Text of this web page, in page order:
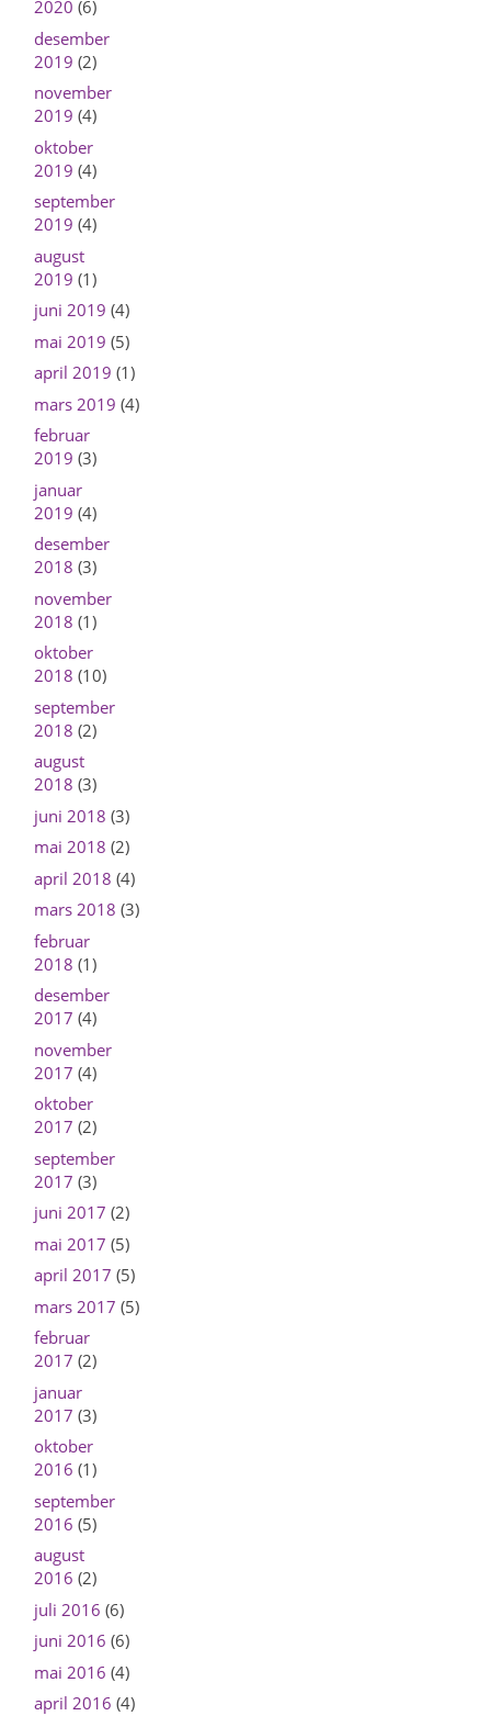
2020 (6)
desember
2019 (2)
november
2019 (4)
oktober
2019 (4)
september
2019 (4)
august
2019 (1)
juni 2019 (4)
mai 2019 (5)
april 2019 (1)
mars 2019 (4)
februar
2019 (3)
januar
2019 (4)
desember
2018 (3)
november
2018 (1)
oktober
2018 (10)
september
2018 (2)
august
2018 (3)
juni 2018 (3)
mai 2018 (2)
april 2018 (4)
mars 2018 (3)
februar
2018 (1)
desember
2017 (4)
november
2017 (4)
oktober
2017 (2)
september
2017 (3)
juni 2017 (2)
mai 2017 (5)
april 2017 (5)
mars 2017 (5)
februar
2017 (2)
januar
2017 (3)
oktober
2016 (1)
september
2016 (5)
august
2016 (2)
juli 2016 (6)
juni 2016 (6)
mai 2016 (4)
april 2016 (4)